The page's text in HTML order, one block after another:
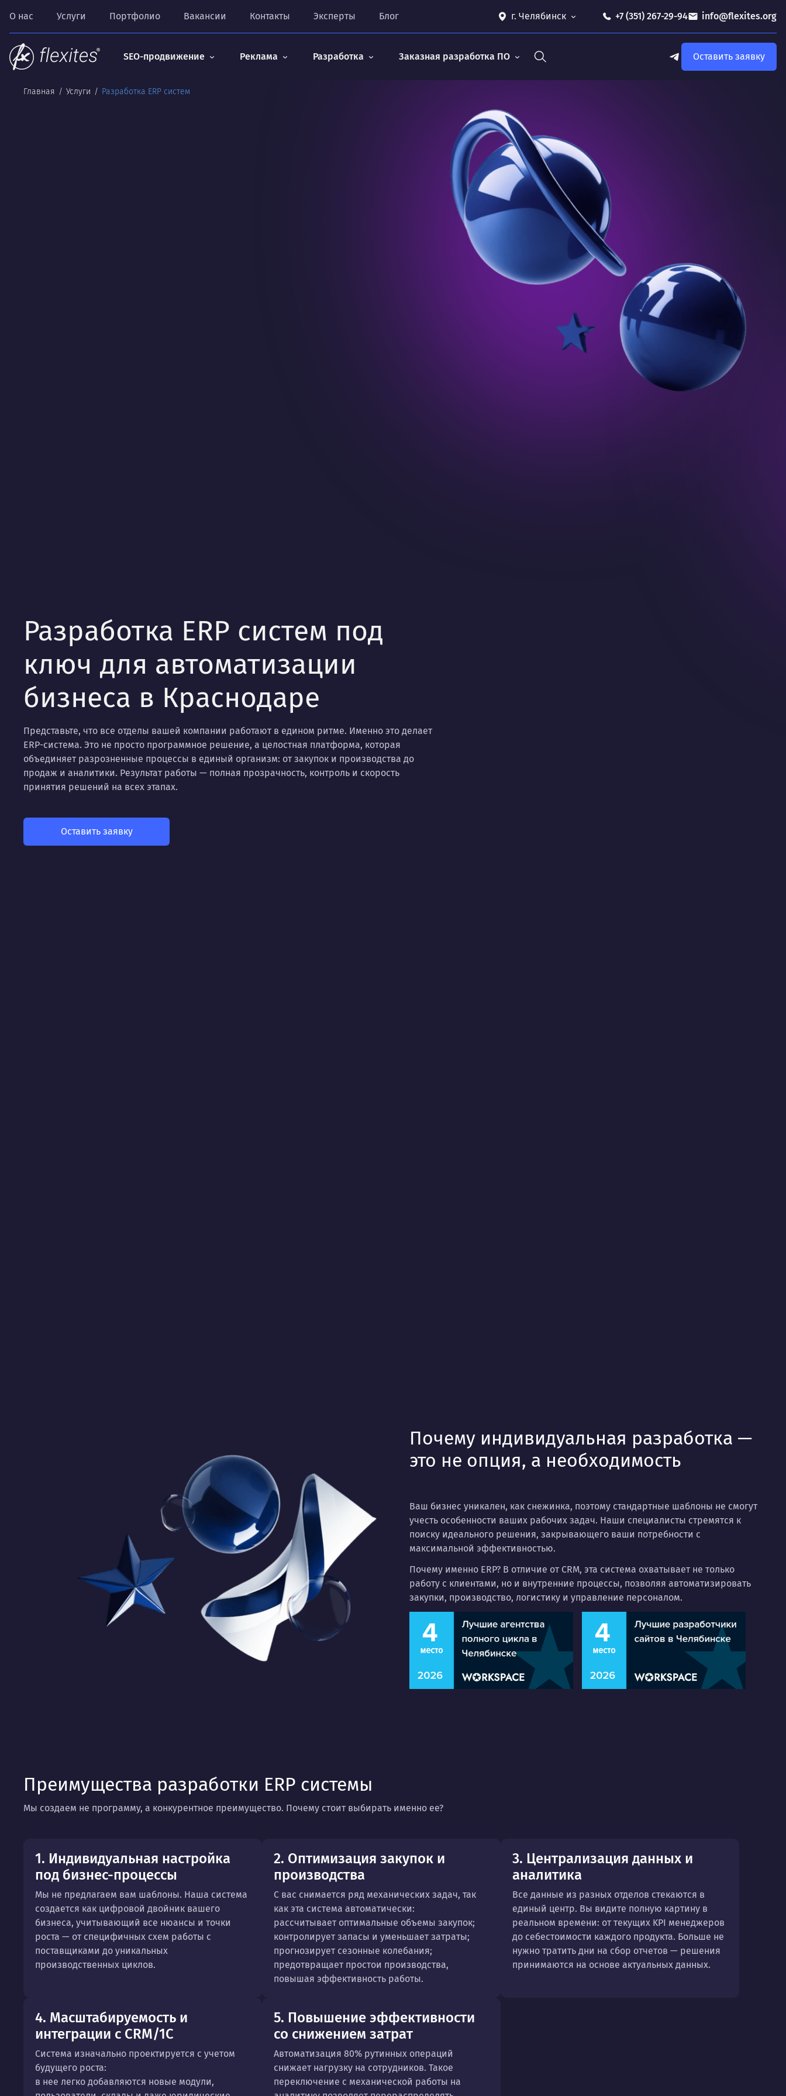
О нас Услуги Портфолио Вакансии Контакты Эксперты Блог г. Челябинск +7 (351) 267-29-94 info@flexites.org
SEO-продвижение Реклама Разработка Заказная разработка ПО Оставить заявку
Главная Услуги Разработка ERP систем
Разработка ERP систем под
ключ для автоматизации
бизнеса в Краснодаре
Представьте, что все отделы вашей компании работают в едином ритме. Именно это делает
ERP-система. Это не просто программное решение, а целостная платформа, которая
объединяет разрозненные процессы в единый организм: от закупок и производства до
продаж и аналитики. Результат работы — полная прозрачность, контроль и скорость
принятия решений на всех этапах.
Оставить заявку
Почему индивидуальная разработка —
это не опция, а необходимость
Ваш бизнес уникален, как снежинка, поэтому стандартные шаблоны не смогут
учесть особенности ваших рабочих задач. Наши специалисты стремятся к
поиску идеального решения, закрывающего ваши потребности с
максимальной эффективностью.
Почему именно ERP? В отличие от CRM, эта система охватывает не только
работу с клиентами, но и внутренние процессы, позволяя автоматизировать
закупки, производство, логистику и управление персоналом.
Преимущества разработки ERP системы
Мы создаем не программу, а конкурентное преимущество. Почему стоит выбирать именно ее?
1. Индивидуальная настройка
под бизнес-процессы
Мы не предлагаем вам шаблоны. Наша система
создается как цифровой двойник вашего
бизнеса, учитывающий все нюансы и точки
роста — от специфичных схем работы с
поставщиками до уникальных
производственных циклов.
2. Оптимизация закупок и
производства
С вас снимается ряд механических задач, так
как эта система автоматически:
рассчитывает оптимальные объемы закупок;
контролирует запасы и уменьшает затраты;
прогнозирует сезонные колебания;
предотвращает простои производства,
повышая эффективность работы.
3. Централизация данных и
аналитика
Все данные из разных отделов стекаются в
единый центр. Вы видите полную картину в
реальном времени: от текущих KPI менеджеров
до себестоимости каждого продукта. Больше не
нужно тратить дни на сбор отчетов — решения
принимаются на основе актуальных данных.
4. Масштабируемость и
интеграции с CRM/1C
Система изначально проектируется с учетом
будущего роста:
в нее легко добавляются новые модули,
5. Повышение эффективности
со снижением затрат
Автоматизация 80% рутинных операций
снижает нагрузку на сотрудников. Такое
переключение с механической работы на